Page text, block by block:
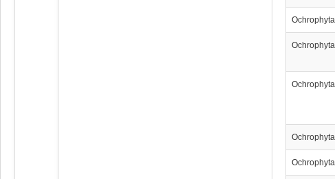
Ochrophyta
Ochrophyta
Ochrophyta
Ochrophyta
Ochrophyta